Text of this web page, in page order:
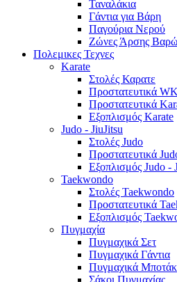
Ταναλάκια
Γάντια για Βάρη
Παγούρια Νερού
Ζώνες Άρσης
Πολεμικες Τεχνες
Karate
Στολές Καρατε
Προστατευτικά
Προστατευτικά
Εξοπλισμός Karate
Judo - JiuJitsu
Στολές Judo
Προστατευτικά
Εξοπλισμός Judo -
Taekwondo
Στολές Taekwondo
Προστατευτικά
Εξοπλισμός
Πυγμαχία
Πυγμαχικά Σετ
Πυγμαχικά Γάντια
Πυγμαχικά
Σάκοι Πυγμαχίας